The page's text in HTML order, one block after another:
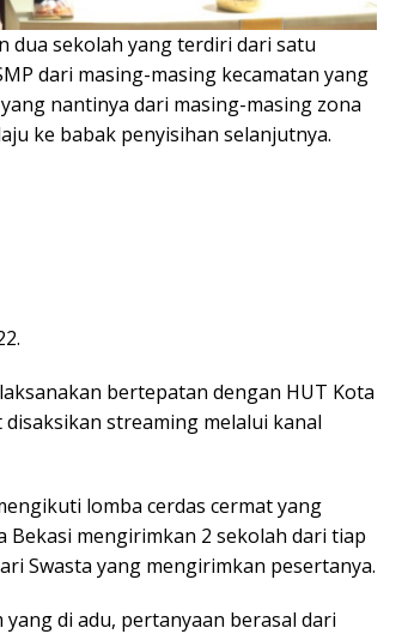
dua sekolah yang terdiri dari satu
dari masing-masing kecamatan yang
nantinya dari masing-masing zona
ke babak penyisihan selanjutnya.
bertepatan dengan HUT Kota
streaming melalui kanal
lomba cerdas cermat yang
Bekasi mengirimkan 2 sekolah dari tiap
Swasta yang mengirimkan pesertanya.
di adu, pertanyaan berasal dari